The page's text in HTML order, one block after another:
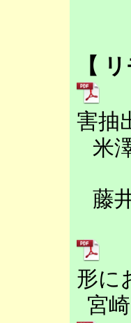
【
害抽
米
藤
形に
宮